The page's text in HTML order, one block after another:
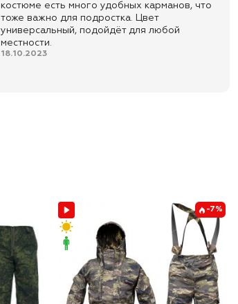
костюме есть много удобных карманов, что
тоже важно для подростка. Цвет
универсальный, подойдёт для любой
местности.
18.10.2023
-7%